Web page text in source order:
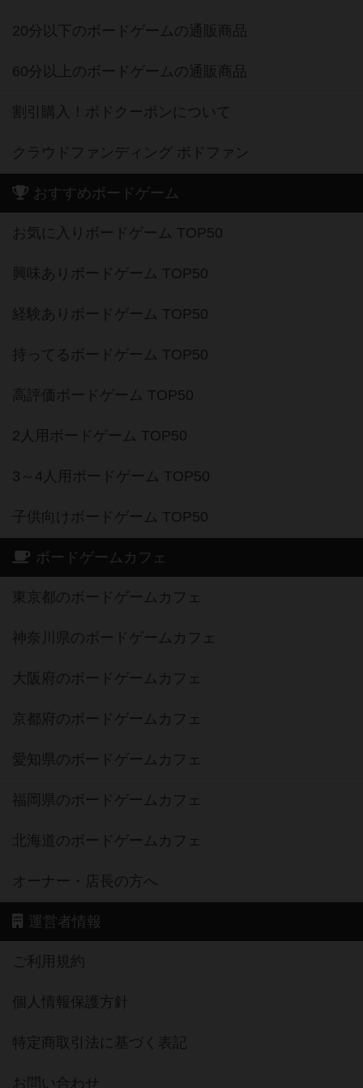
20分以下のボードゲームの通販商品
60分以上のボードゲームの通販商品
割引購入！ボドクーポンについて
クラウドファンディング ボドファン
おすすめボードゲーム
お気に入りボードゲーム TOP50
興味ありボードゲーム TOP50
経験ありボードゲーム TOP50
持ってるボードゲーム TOP50
高評価ボードゲーム TOP50
2人用ボードゲーム TOP50
3～4人用ボードゲーム TOP50
子供向けボードゲーム TOP50
ボードゲームカフェ
東京都のボードゲームカフェ
神奈川県のボードゲームカフェ
大阪府のボードゲームカフェ
京都府のボードゲームカフェ
愛知県のボードゲームカフェ
福岡県のボードゲームカフェ
北海道のボードゲームカフェ
オーナー・店長の方へ
運営者情報
ご利用規約
個人情報保護方針
特定商取引法に基づく表記
お問い合わせ